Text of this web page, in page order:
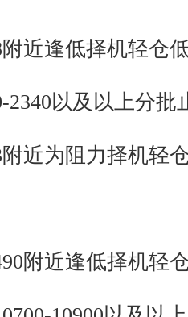
近逢低择机轻仓
以及以上分批
近为阻力择机轻
附近逢低择机轻